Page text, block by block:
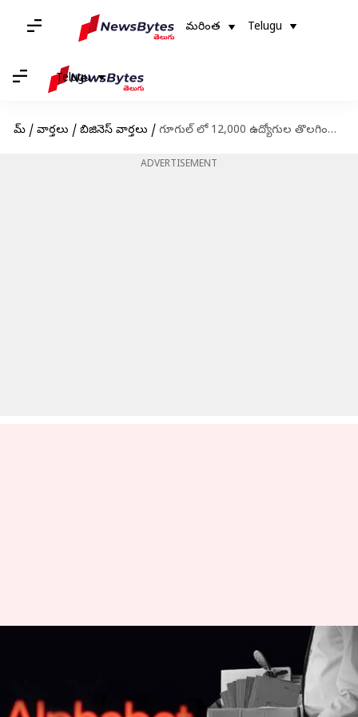
మరింత Telugu
Telugu
హోమ్ / వార్తలు / బిజినెస్ వార్తలు / గూగుల్ లో 12,000 ఉద్యోగుల తొలగింపు, క్షమాపణ కోరిన సుందర్ పిచాయ్
ADVERTISEMENT
గూగుల్ లో 12,000 ఉద్యోగుల
తొలగింపు, క్షమాపణ కోరిన సుందర్
పిచాయ్